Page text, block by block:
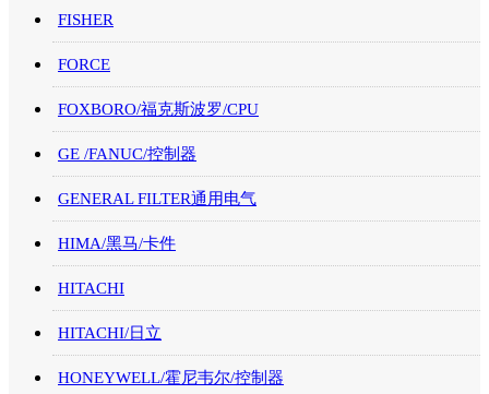
FISHER
FORCE
FOXBORO/福克斯波罗/CPU
GE /FANUC/控制器
GENERAL FILTER通用电气
HIMA/黑马/卡件
HITACHI
HITACHI/日立
HONEYWELL/霍尼韦尔/控制器